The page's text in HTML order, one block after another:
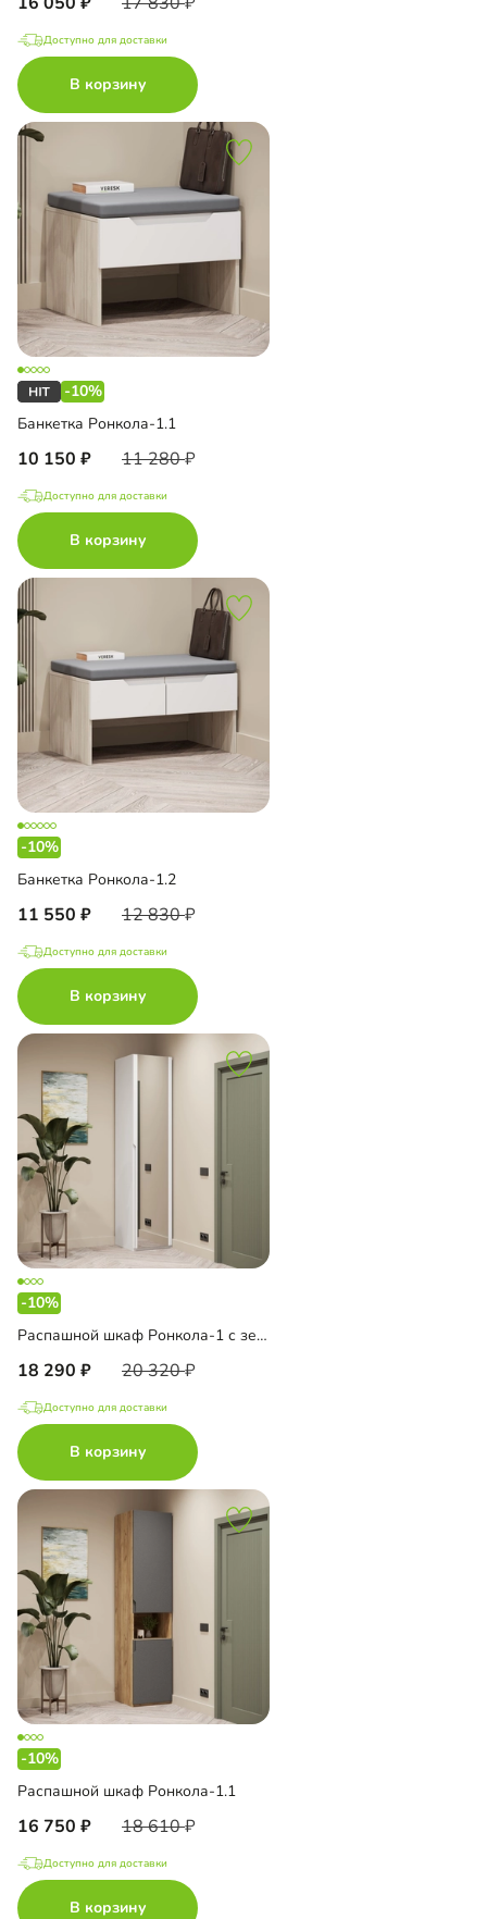
Доступно для доставки
В корзину
-10%
Банкетка Ронкола-1.1
10 150 11 280
Доступно для доставки
В корзину
-10%
Банкетка Ронкола-1.2
11 550 12 830
Доступно для доставки
В корзину
-10%
Распашной шкаф Ронкола-1 с зеркалом
18 290 20 320
Доступно для доставки
В корзину
-10%
Распашной шкаф Ронкола-1.1
16 750 18 610
Доступно для доставки
В корзину